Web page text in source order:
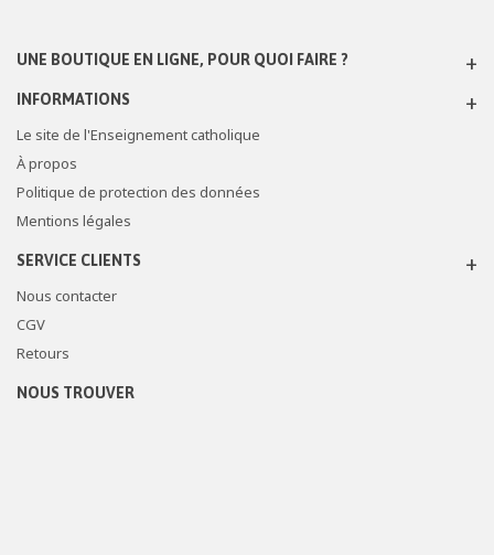
UNE BOUTIQUE EN LIGNE, POUR QUOI FAIRE ?
INFORMATIONS
Le site de l'Enseignement catholique
À propos
Politique de protection des données
Mentions légales
SERVICE CLIENTS
Nous contacter
CGV
Retours
NOUS TROUVER